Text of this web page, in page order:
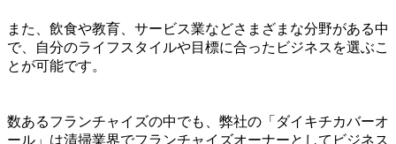
また、飲食や教育、サービス業などさまざまな分野がある中
で、自分のライフスタイルや目標に合ったビジネスを選ぶこ
とが可能です。
数あるフランチャイズの中でも、弊社の「ダイキチカバーオ
ール」は清掃業界でフランチャイズオーナーとしてビジネス